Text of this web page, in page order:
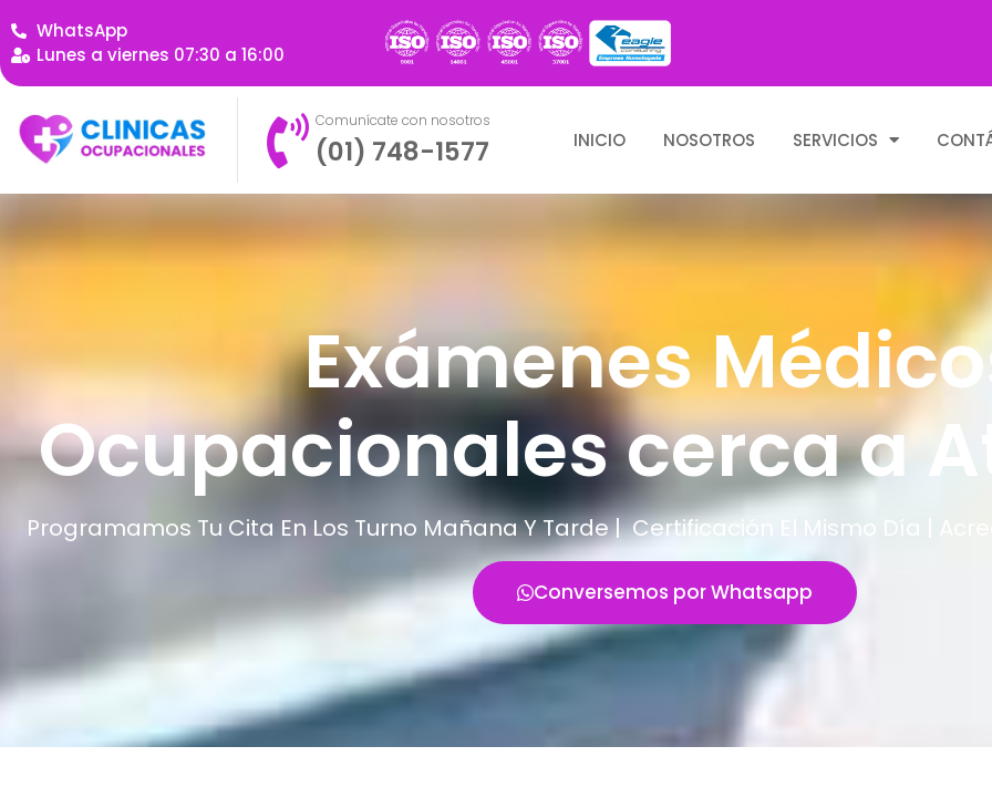
WhatsApp
Lunes a viernes 07:30 a 16:00
Comunícate con nosotros
(01) 748-1577 INICIO NOSOTROS SERVICIOS
Exámenes
Ocupacionales cerca a
Programamos Tu Cita En Los Turno Mañana Y Tarde | Certificación El Mismo Día |
Conversemos por Whatsapp